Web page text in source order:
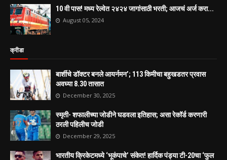
10 वी पास! मध्य रेल्वेत २४२४ जागांसाठी भरती; आजचं अर्ज करा...
August 05, 2024
क्रीडा
बार्शीचे डॉक्टर बनले आयर्नमन’; 113 किमीचा बहुखडतर प्रवास
अवघ्या 8.30 तासात
December 30, 2025
स्मृती- शफालीच्या जोडीने घडवला इतिहास; असा रेकॉर्ड करणारी
ठरली पहिलीच जोडी
December 29, 2025
भारतीय क्रिकेटमध्ये ‘भूकंपाचे’ संकेत! हार्दिक पंड्या टी-20चा ‘फुल